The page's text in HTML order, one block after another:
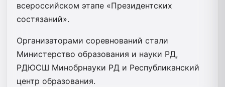
всероссийском этапе «Президентских
состязаний».
Организаторами соревнований стали
Министерство образования и науки РД,
РДЮСШ Минобрнауки РД и Республиканский
центр образования.